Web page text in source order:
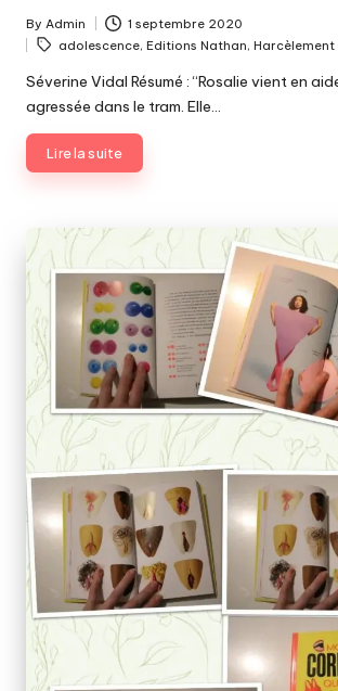
Posted
by
By Admin 1 septembre 2020
Tags:
adolescence, Editions Nathan, Harcèlement
Séverine Vidal Résumé : “Rosalie vient en
agressée dans le tram. Elle…
Lire la suite